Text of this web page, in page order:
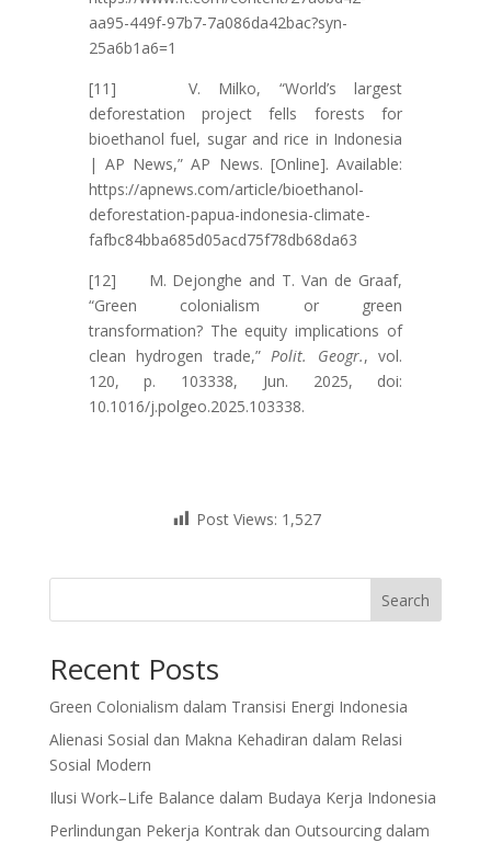
aa95-449f-97b7-7a086da42bac?syn-
25a6b1a6=1
[11] V. Milko, “World’s largest
deforestation project fells forests for
bioethanol fuel, sugar and rice in Indonesia
| AP News,” AP News. [Online]. Available:
https://apnews.com/article/bioethanol-
deforestation-papua-indonesia-climate-
fafbc84bba685d05acd75f78db68da63
[12] M. Dejonghe and T. Van de Graaf,
“Green colonialism or green
transformation? The equity implications of
clean hydrogen trade,”Polit. Geogr., vol.
120, p. 103338, Jun. 2025, doi:
10.1016/j.polgeo.2025.103338.
Post Views: 1,527
Search
Recent Posts
Green Colonialism dalam Transisi Energi Indonesia
Alienasi Sosial dan Makna Kehadiran dalam Relasi
Sosial Modern
Ilusi Work–Life Balance dalam Budaya Kerja Indonesia
Perlindungan Pekerja Kontrak dan Outsourcing dalam